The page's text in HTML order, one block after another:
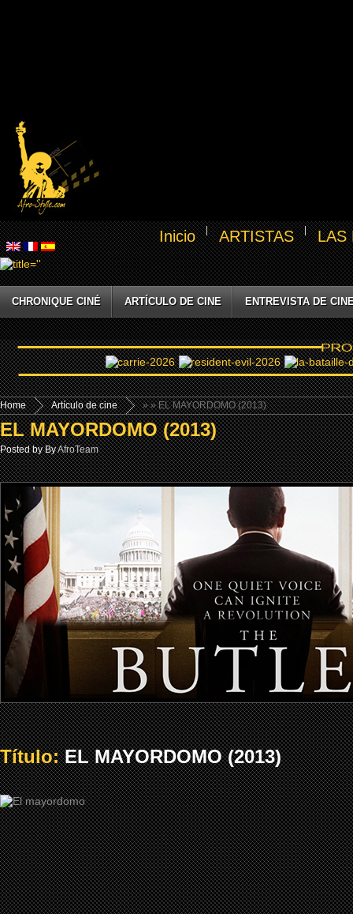
Inicio ARTISTAS LAS
CHRONIQUE CINÉ ARTÍCULO DE CINE ENTREVISTA DE
Home »
Artículo de cine » EL MAYORDOMO (2013)
EL MAYORDOMO (2013)
Posted by ByAfroTeam
Título:EL MAYORDOMO (2013)